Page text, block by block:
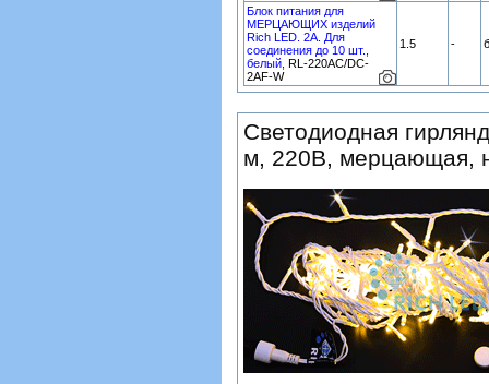
Блок питания для
МЕРЦАЮЩИХ изделий
Rich LED. 2А. Для
соединения до 10 шт.,
белый, RL-220AC/DC-
2AF-W
1.5 -
Светодиодная
м, 220В, мерцающая,